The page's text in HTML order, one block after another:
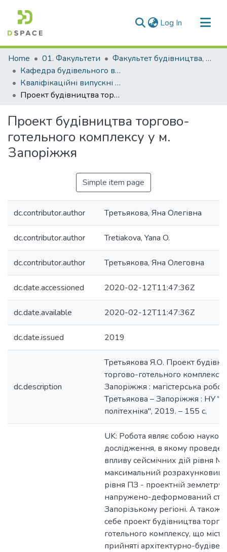
Log In (current)
Communities & Collections
All of DSpace
Statistics
Home 01. Факультети
Факультет будівництва, архітектури та дизайну
Кафедра будівельного виробництва та управління проєктами (Кафедра БВ та УП)
Кваліфікаційні випускні роботи здобувачів вищої освіти кафедри БВ та УП
Проект будівництва торгово-готельного комплексу у м. Запоріжжя
Проект будівництва торгово-
готельного комплексу у м.
Запоріжжя
Simple item page
dc.contributor.author Третьякова, Яна Олегівна
dc.contributor.author Tretiakova, Yana O.
dc.contributor.author Третьякова, Яна Олеговна
dc.date.accessioned 2020-02-12T11:47:36Z
dc.date.available 2020-02-12T11:47:36Z
dc.date.issued 2019
dc.description
Третьякова Я.О. Проект
торгово-готельного комплексу
Запоріжжя : магістерська
Третьякова – Запоріжжя : НУ
політехніка", 2019. – 155 с.
UK: Робота являє собою
дослідження, в якому
впливу сейсмічних дій рівня
максимальний розрахунковий
рівня ПЗ - проектній
напружено-деформований
Запорізькому регіоні. А також
себе проект будівництва
готельного комплексу, що
прийняті архітектурно-